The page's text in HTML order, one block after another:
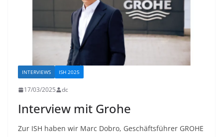
INTERVIEWS ISH 2025
17/03/2025 dc
Interview mit Grohe
Zur ISH haben wir Marc Dobro, Geschäftsführer GROHE